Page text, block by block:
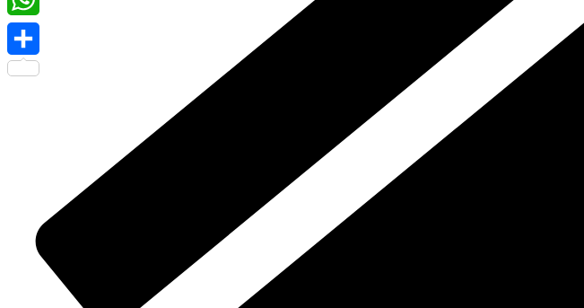
WhatsApp
Share